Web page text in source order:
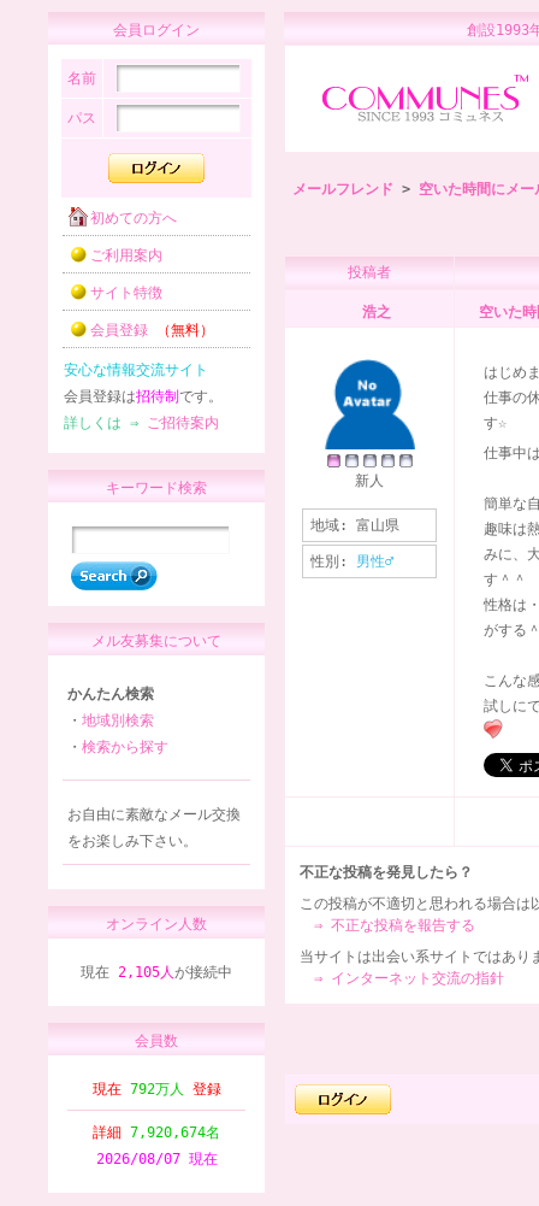
会員ログイン
名前
パス
初めての方へ
ご利用案内
サイト特徴
会員登録 （無料）
安心な情報交流サイト
会員登録は招待制 です。
詳しくは ⇒ ご招待案内
キーワード検索
メル友募集について
かんたん検索
・ 地域別検索
・ 検索から探す
お自由に素敵なメール交換
をお楽しみ下さい。
オンライン人数
現在 2,105人が接続中
会員数
現在 792万人 登録
詳細 7,920,674名
2026/08/07 現在
創設
メールフレンド > 空いた時間にメ
投稿者
浩之 空いた
新人
地域: 富山県
性別: 男性♂
はじめ
仕事の
す☆
仕事中
簡単な
趣味は
みに、
す＾＾
性格は
がする
こんな
試しに
不正な投稿を発見したら？
この投稿が不適切と思われる場合
⇒ 不正な投稿を報告する
当サイトは出会い系サイトではあ
⇒ インターネット交流の指針